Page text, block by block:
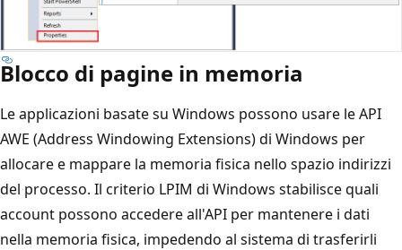
Blocco di pagine in memoria
Le applicazioni basate su Windows possono usare le API
AWE (Address Windowing Extensions) di Windows per
allocare e mappare la memoria fisica nello spazio indirizzi
del processo. Il criterio LPIM di Windows stabilisce quali
account possono accedere all'API per mantenere i dati
nella memoria fisica, impedendo al sistema di trasferirli